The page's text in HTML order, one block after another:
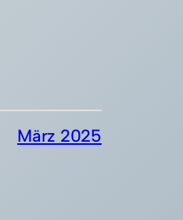
März 2025